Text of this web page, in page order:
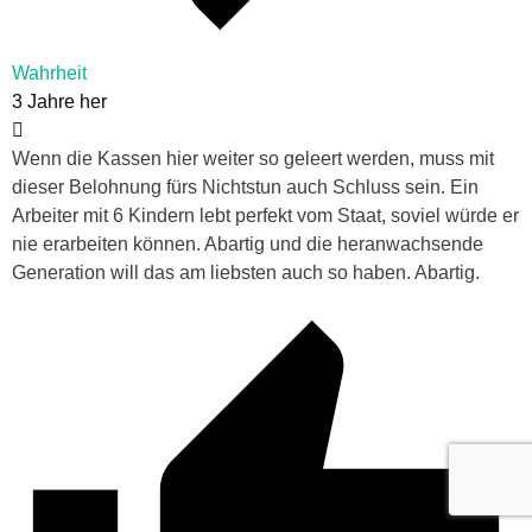
Wahrheit
3 Jahre her
Wenn die Kassen hier weiter so geleert werden, muss mit
dieser Belohnung fürs Nichtstun auch Schluss sein. Ein
Arbeiter mit 6 Kindern lebt perfekt vom Staat, soviel würde er
nie erarbeiten können. Abartig und die heranwachsende
Generation will das am liebsten auch so haben. Abartig.